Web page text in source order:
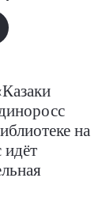
на
идёт